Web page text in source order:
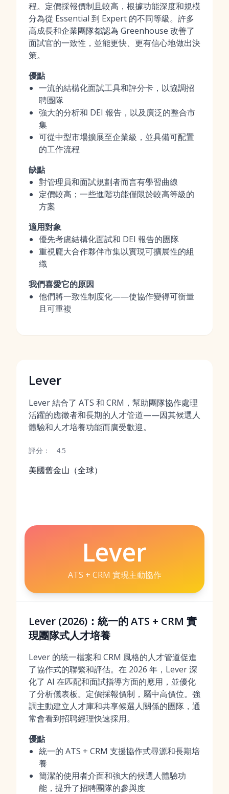
程。定價採報價制且較高，根據功能深度和規模
分為從 Essential 到 Expert 的不同等級。許多
高成長和企業團隊都認為 Greenhouse 改善了
面試官的一致性，並能更快、更有信心地做出決
策。
優點
一流的結構化面試工具和評分卡，以協調招
聘團隊
強大的分析和 DEI 報告，以及廣泛的整合市
集
可從中型市場擴展至企業級，並具備可配置
的工作流程
缺點
對管理員和面試規劃者而言有學習曲線
定價較高；一些進階功能僅限於較高等級的
方案
適用對象
優先考慮結構化面試和 DEI 報告的團隊
重視龐大合作夥伴市集以實現可擴展性的組
織
我們喜愛它的原因
他們將一致性制度化——使協作變得可衡量
且可重複
Lever
Lever 結合了 ATS 和 CRM，幫助團隊協作處理
活躍的應徵者和長期的人才管道——因其候選人
體驗和人才培養功能而廣受歡迎。
評分： 4.5
美國舊金山（全球）
Lever
ATS + CRM 實現主動協作
Lever (2026)：統一的 ATS + CRM 實
現團隊式人才培養
Lever 的統一檔案和 CRM 風格的人才管道促進
了協作式的聯繫和評估。在 2026 年，Lever 深
化了 AI 在匹配和面試指導方面的應用，並優化
了分析儀表板。定價採報價制，屬中高價位。強
調主動建立人才庫和共享候選人關係的團隊，通
常會看到招聘經理快速採用。
優點
統一的 ATS + CRM 支援協作式尋源和長期培
養
簡潔的使用者介面和強大的候選人體驗功
能，提升了招聘團隊的參與度